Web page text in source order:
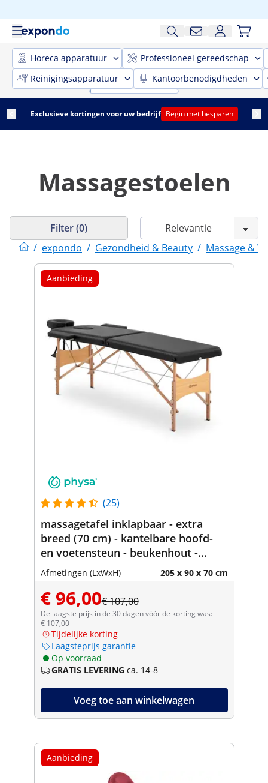
Horeca apparatuur
Professioneel gereedschap
Reinigingsapparatuur
Kantoorbenodigdheden
Exclusieve kortingen voor uw bedrijf Begin met besparen
Massagestoelen
/ expondo / Gezondheid & Beauty / Massage &
Filter (0)
Aanbieding
(25)
massagetafel inklapbaar - extra
breed (70 cm) - kantelbare hoofd-
en voetensteun - beukenhout -
zwart
Afmetingen (LxWxH) 205 x 90 x 70 cm
€ 96,00€ 107,00
De laagste prijs in de 30 dagen vóór de korting was:
€ 107,00
Tijdelijke korting
Laagsteprijs garantie
Op voorraad
GRATIS LEVERING ca. 14-8
Voeg toe aan winkelwagen
Aanbieding